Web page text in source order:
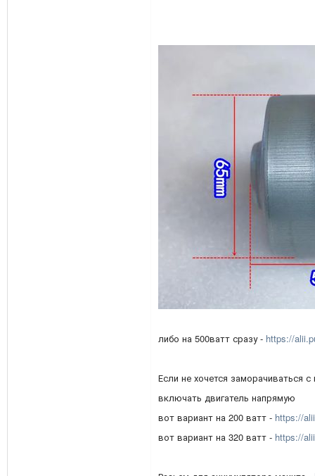
либо на 500ватт сразу - https://
Если не хочется заморачиваться
включать двигатель напрямую
вот вариант на 200 ватт - https://
вот вариант на 320 ватт - https://